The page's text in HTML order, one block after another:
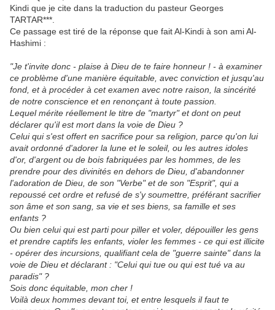
Kindi que je cite dans la traduction du pasteur Georges
TARTAR***.
Ce passage est tiré de la réponse que fait Al-Kindi à son ami Al-
Hashimi :
"Je t'invite donc - plaise à Dieu de te faire honneur ! - à examiner
ce problème d'une manière équitable, avec conviction et jusqu'au
fond, et à procéder à cet examen avec notre raison, la sincérité
de notre conscience et en renonçant à toute passion.
Lequel mérite réellement le titre de "martyr" et dont on peut
déclarer qu'il est mort dans la voie de Dieu ?
Celui qui s'est offert en sacrifice pour sa religion, parce qu'on lui
avait ordonné d'adorer la lune et le soleil, ou les autres idoles
d'or, d'argent ou de bois fabriquées par les hommes, de les
prendre pour des divinités en dehors de Dieu, d'abandonner
l'adoration de Dieu, de son "Verbe" et de son "Esprit", qui a
repoussé cet ordre et refusé de s'y soumettre, préférant sacrifier
son âme et son sang, sa vie et ses biens, sa famille et ses
enfants ?
Ou bien celui qui est parti pour piller et voler, dépouiller les gens
et prendre captifs les enfants, violer les femmes - ce qui est illicite
- opérer des incursions, qualifiant cela de "guerre sainte" dans la
voie de Dieu et déclarant : "Celui qui tue ou qui est tué va au
paradis" ?
Sois donc équitable, mon cher !
Voilà deux hommes devant toi, et entre lesquels il faut te